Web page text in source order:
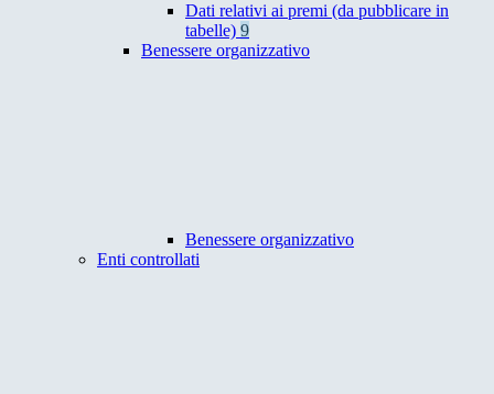
Dati relativi ai premi (da pubblicare in
tabelle) 9
Benessere organizzativo
Benessere organizzativo
Enti controllati